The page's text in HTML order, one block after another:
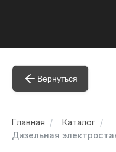
Вернуться
Главная
Каталог
Дизельная